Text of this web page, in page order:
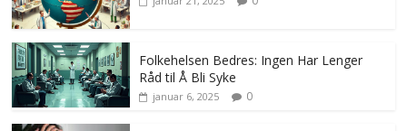
Folkehelsen Bedres: Ingen Har Lenger
Råd til Å Bli Syke
januar 6, 2025 0